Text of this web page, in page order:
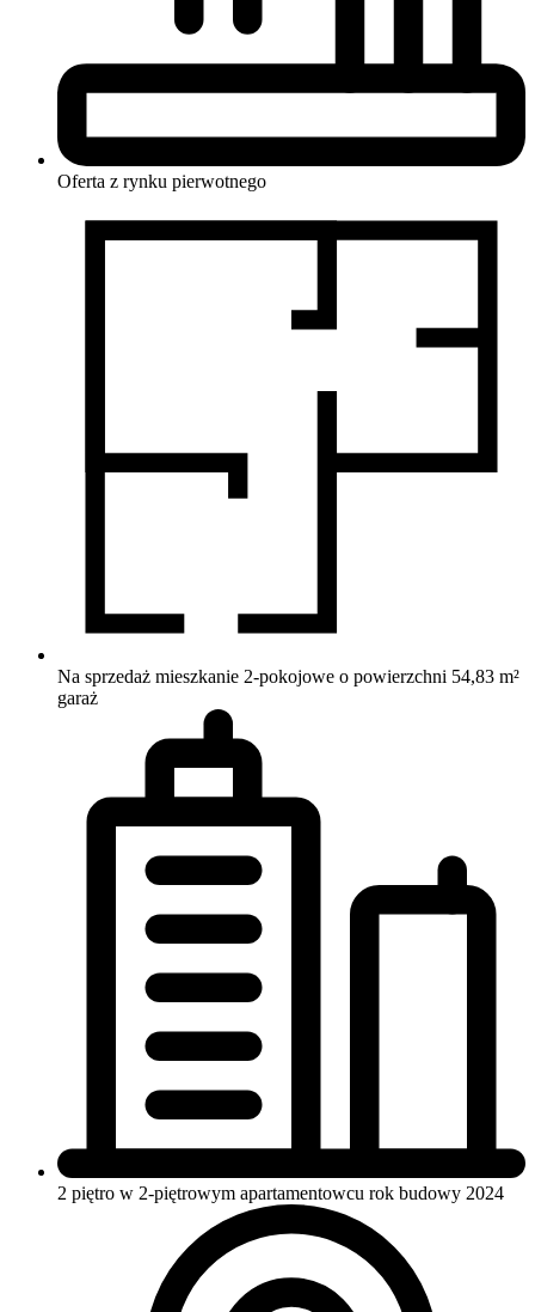
Oferta z rynku pierwotnego
Na sprzedaż mieszkanie 2-pokojowe o powierzchni 54,83 m²
garaż
2 piętro w 2-piętrowym apartamentowcu rok budowy 2024